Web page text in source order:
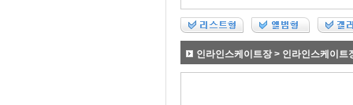
인라인스케이트장 > 인라인스케이트